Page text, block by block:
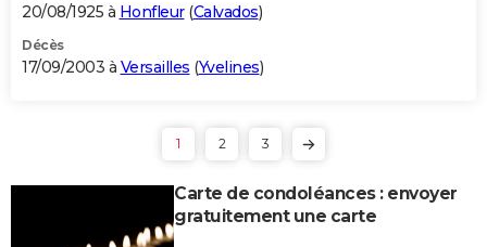
20/08/1925 à Honfleur(Calvados)
Décès
17/09/2003 à Versailles (Yvelines)
1 2 3
Carte de condoléances : envoyer
gratuitement une carte